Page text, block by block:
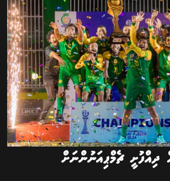
ދިއްފުށީ ޗެމްޕިއަނުންނަށް